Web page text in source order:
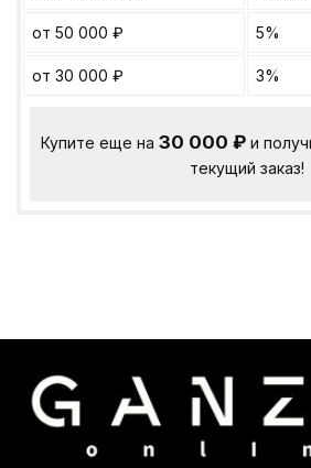
от 50 000 ₽ 5%
от 30 000 ₽ 3%
Купите еще на30 000₽ и
текущий заказ!